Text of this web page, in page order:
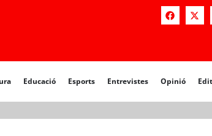
Educació Esports Entrevistes Opinió
Opinió Editorial